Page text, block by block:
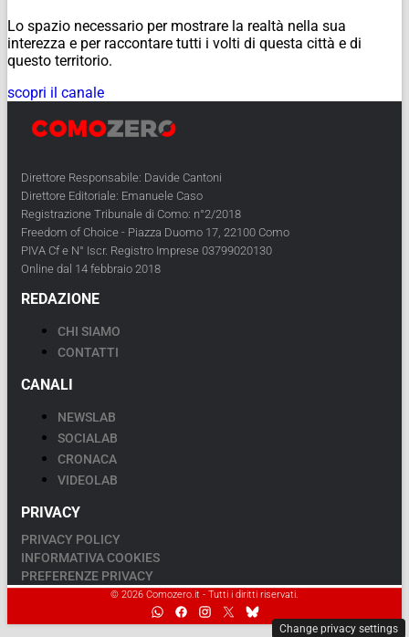
Lo spazio necessario per mostrare la realtà nella sua
interezza e per raccontare tutti i volti di questa città e di
questo territorio.
scopri il canale
Direttore Responsabile: Davide Cantoni
Direttore Editoriale: Emanuele Caso
Registrazione Tribunale di Como: n°2/2018
Freedom of Choice - Piazza Duomo 17, 22100 Como
PIVA Cf e N° Iscr. Registro Imprese 03799020130
Online dal 14 febbraio 2018
REDAZIONE
CHI SIAMO
CONTATTI
CANALI
NEWSLAB
SOCIALAB
CRONACA
VIDEOLAB
PRIVACY
PRIVACY POLICY
INFORMATIVA COOKIES
PREFERENZE PRIVACY
© 2026 Comozero.it - Tutti i diritti riservati.
Change privacy settings